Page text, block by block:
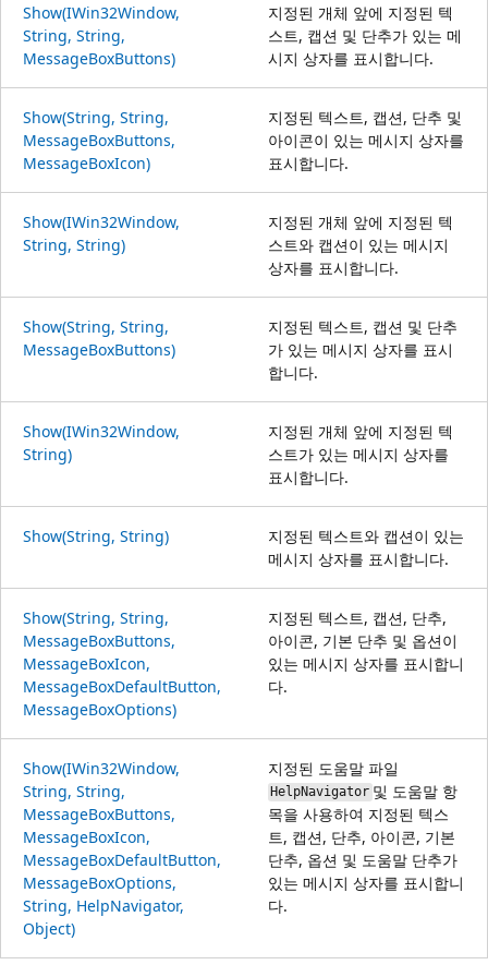
Show(IWin32Window,
String, String,
MessageBoxButtons)
지정된 개체 앞에 지정된 텍
스트, 캡션 및 단추가 있는 메
시지 상자를 표시합니다.
Show(String, String,
MessageBoxButtons,
MessageBoxIcon)
지정된 텍스트, 캡션, 단추 및
아이콘이 있는 메시지 상자를
표시합니다.
Show(IWin32Window,
String, String)
지정된 개체 앞에 지정된 텍
스트와 캡션이 있는 메시지
상자를 표시합니다.
Show(String, String,
MessageBoxButtons)
지정된 텍스트, 캡션 및 단추
가 있는 메시지 상자를 표시
합니다.
Show(IWin32Window,
String)
지정된 개체 앞에 지정된 텍
스트가 있는 메시지 상자를
표시합니다.
Show(String, String)
지정된 텍스트와 캡션이 있는
메시지 상자를 표시합니다.
Show(String, String,
MessageBoxButtons,
MessageBoxIcon,
MessageBoxDefaultButton,
MessageBoxOptions)
지정된 텍스트, 캡션, 단추,
아이콘, 기본 단추 및 옵션이
있는 메시지 상자를 표시합니
다.
Show(IWin32Window,
String, String,
MessageBoxButtons,
MessageBoxIcon,
MessageBoxDefaultButton,
MessageBoxOptions,
String, HelpNavigator,
Object)
지정된 도움말 파일
HelpNavigator 및 도움말 항
목을 사용하여 지정된 텍스
트, 캡션, 단추, 아이콘, 기본
단추, 옵션 및 도움말 단추가
있는 메시지 상자를 표시합니
다.